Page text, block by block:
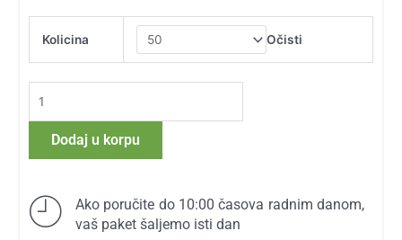
Kolicina Očisti
100
mg
količina
Dodaj u korpu
Ako poručite do 10:00 časova radnim danom,
vaš paket šaljemo isti dan